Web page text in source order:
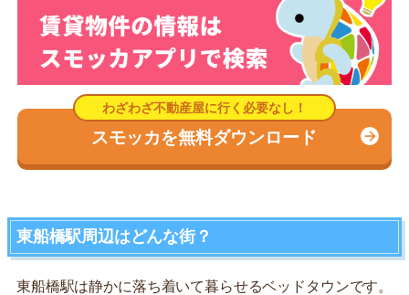
スモッカを無料ダウンロード
東船橋駅周辺はどんな街？
東船橋駅は静かに落ち着いて暮らせるベッドタウンです。